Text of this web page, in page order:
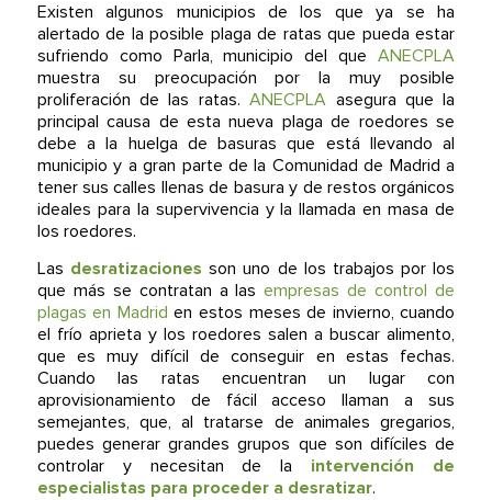
Existen algunos municipios de los que ya se ha
alertado de la posible plaga de ratas que pueda estar
sufriendo como Parla, municipio del queANECPLA
muestra su preocupación por la muy posible
proliferación de las ratas.ANECPLA asegura que la
principal causa de esta nueva plaga de roedores se
debe a la huelga de basuras que está llevando al
municipio y a gran parte de la Comunidad de Madrid a
tener sus calles llenas de basura y de restos orgánicos
ideales para la supervivencia y la llamada en masa de
los roedores.
Las desratizaciones son uno de los trabajos por los
que más se contratan a lasempresas de control de
plagas en Madrid en estos meses de invierno, cuando
el frío aprieta y los roedores salen a buscar alimento,
que es muy difícil de conseguir en estas fechas.
Cuando las ratas encuentran un lugar con
aprovisionamiento de fácil acceso llaman a sus
semejantes, que, al tratarse de animales gregarios,
puedes generar grandes grupos que son difíciles de
controlar y necesitan de la intervención de
especialistas para proceder a desratizar.